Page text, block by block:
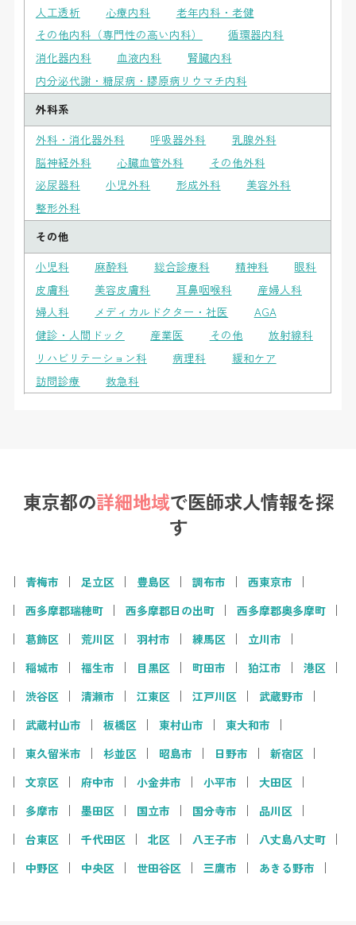
人工透析
心療内科
老年内科・老健
その他内科（専門性の高い内科）
循環器内科
消化器内科
血液内科
腎臓内科
内分泌代謝・糖尿病・膠原病リウマチ内科
外科系
外科・消化器外科
呼吸器外科
乳腺外科
脳神経外科
心臓血管外科
その他外科
泌尿器科
小児外科 形成外科
美容外科
整形外科
その他
小児科
麻酔科 総合診療科 精神科
眼科
皮膚科
美容皮膚科 耳鼻咽喉科
産婦人科
婦人科
メディカルドクター・社医
AGA
健診・人間ドック
産業医 その他
放射線科
リハビリテーション科
病理科
緩和ケア
訪問診療
救急科
東京都の詳細地域で医師求人情報を探
す
青梅市 足立区 豊島区 調布市
西東京市
西多摩郡瑞穂町
西多摩郡日の出町
西多摩郡奥多摩町
葛飾区
荒川区 羽村市 練馬区
立川市
稲城市
福生市 目黒区 町田市 狛江市
港区
渋谷区
清瀬市 江東区 江戸川区
武蔵野市
武蔵村山市
板橋区 東村山市
東大和市
東久留米市
杉並区 昭島市 日野市
新宿区
文京区
府中市 小金井市 小平市
大田区
多摩市
墨田区 国立市 国分寺市
品川区
台東区
千代田区 北区 八王子市
八丈島八丈町
中野区
中央区 世田谷区 三鷹市 あきる野市